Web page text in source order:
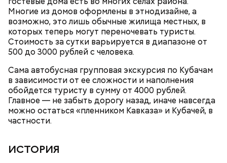
Многие из домов оформлены в этнодизайне, а
возможно, это лишь обычные жилища местных, в
которых теперь могут переночевать туристы.
Стоимость за сутки варьируется в диапазоне от
500 до 3000 рублей с человека.
Сама автобусная групповая экскурсия по Кубачам
в зависимости от ее сложности и наполнения
обойдется туристу в сумму от 4000 рублей.
Главное — не забыть дорогу назад, иначе навсегда
можно остаться «пленником Кавказа» и Кубачей, в
частности.
ИСТОРИЯ
кабачок;
брынза;
растительное масло;
помидоры черри либо грунтовые.
беременным, кормящим женщинам;
людям с ослабленной иммунной системой;